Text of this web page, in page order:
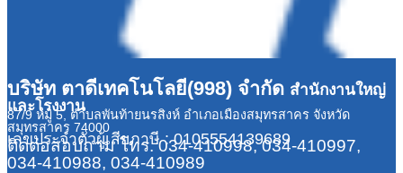
บริษัท ตาดีเทคโนโลยี(998) จำกัด สำนักงานใหญ่
และโรงงาน
87/9 หมู่ 5, ตำบลพันท้ายนรสิงห์ อำเภอเมืองสมุทรสาคร จังหวัด
สมุทรสาคร 74000
เลขประจำตัวผู้เสียภาษี : 0105554139689
ติดต่อสอบถาม โทร. 034-410998, 034-410997,
034-410988, 034-410989